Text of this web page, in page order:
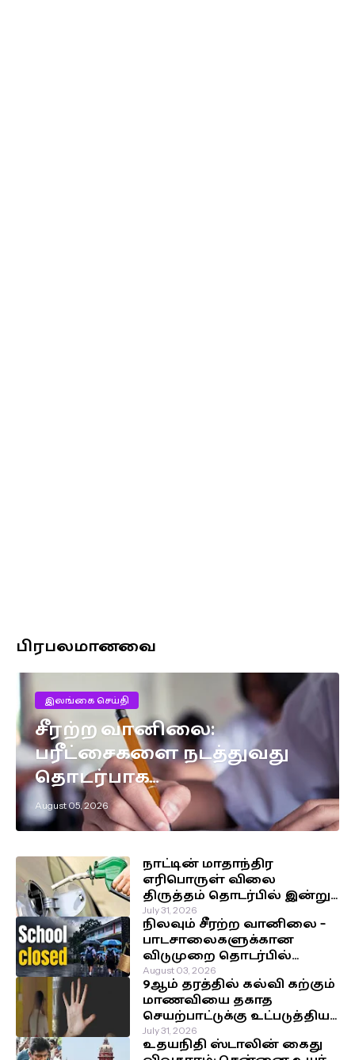
பிரபலமானவை
இலங்கை செய்தி
சீரற்ற வானிலை:
பரீட்சைகளை நடத்துவது
தொடர்பாக
எடுக்கப்பட்டுள்ள முக்கிய
தீர்மானம்!
August 05, 2026
நாட்டின் மாதாந்திர
எரிபொருள் விலை
திருத்தம் தொடர்பில் இன்று
வெளியாகவுள்ள அறிவிப்பு!
July 31, 2026
நிலவும் சீரற்ற வானிலை –
பாடசாலைகளுக்கான
விடுமுறை தொடர்பில்
வௌியான தகவல்!
August 03, 2026
9ஆம் தரத்தில் கல்வி கற்கும்
மாணவியை தகாத
செயற்பாட்டுக்கு உட்படுத்திய
சக மாணவர்கள்!
July 31, 2026
உதயநிதி ஸ்டாலின் கைது